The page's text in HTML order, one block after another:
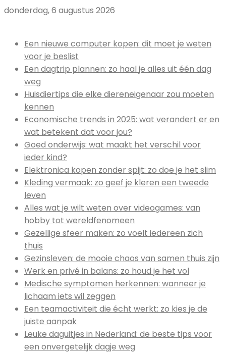
donderdag, 6 augustus 2026
Een nieuwe computer kopen: dit moet je weten
voor je beslist
Een dagtrip plannen: zo haal je alles uit één dag
weg
Huisdiertips die elke diereneigenaar zou moeten
kennen
Economische trends in 2025: wat verandert er en
wat betekent dat voor jou?
Goed onderwijs: wat maakt het verschil voor
ieder kind?
Elektronica kopen zonder spijt: zo doe je het slim
Kleding vermaak: zo geef je kleren een tweede
leven
Alles wat je wilt weten over videogames: van
hobby tot wereldfenomeen
Gezellige sfeer maken: zo voelt iedereen zich
thuis
Gezinsleven: de mooie chaos van samen thuis zijn
Werk en privé in balans: zo houd je het vol
Medische symptomen herkennen: wanneer je
lichaam iets wil zeggen
Een teamactiviteit die écht werkt: zo kies je de
juiste aanpak
Leuke daguitjes in Nederland: de beste tips voor
een onvergetelijk dagje weg